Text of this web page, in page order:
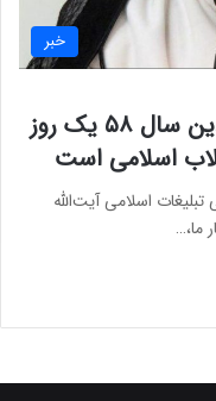
خبر
آیت‌الله مصباحی مقدم: ۱۲ فروردین سال ۵۸ یک روز
اسلامی است
اسلامی آیت‌الله
ما،…